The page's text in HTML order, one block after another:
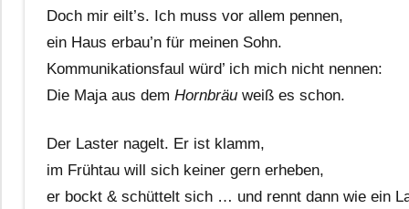
Doch mir eilt’s. Ich muss vor allem pennen,
ein Haus erbau’n für meinen Sohn.
Kommunikationsfaul würd’ ich mich nicht nennen:
Die Maja aus dem Hornbräu weiß es schon.
Der Laster nagelt. Er ist klamm,
im Frühtau will sich keiner gern erheben,
er bockt & schüttelt sich … und rennt dann wie ein